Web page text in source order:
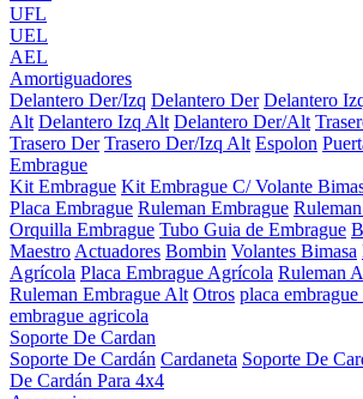
UFL
UEL
AEL
Amortiguadores
Delantero Der/Izq Delantero Der Delantero
Alt Delantero Izq Alt Delantero Der/Alt
Trasero Der Trasero Der/Izq Alt Espolon
Embrague
Kit Embrague Kit Embrague C/ Volante
Placa Embrague Ruleman Embrague
Orquilla Embrague Tubo Guia de Embrague
Maestro Actuadores Bombin Volantes Bimasa
Agrícola Placa Embrague Agrícola Ruleman
Ruleman Embrague Alt Otros placa
embrague agricola
Soporte De Cardan
Soporte De Cardán Cardaneta Soporte De
De Cardán Para 4x4